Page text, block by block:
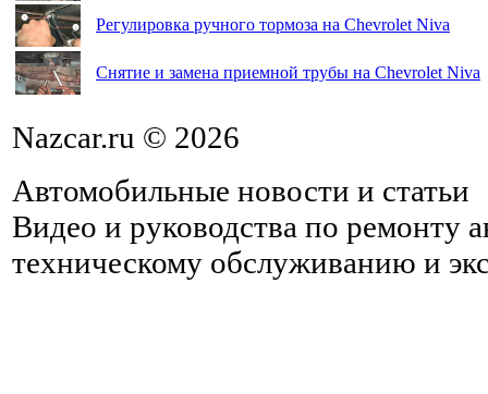
Регулировка ручного тормоза на Chevrolet Niva
Снятие и замена приемной трубы на Chevrolet Niva
Nazcar.ru © 2026
Автомобильные новости и статьи
Видео и руководства по ремонту
техническому обслуживанию и